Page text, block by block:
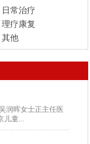
日常治疗
理疗康复
其他
润晖女士正主任医
儿童...